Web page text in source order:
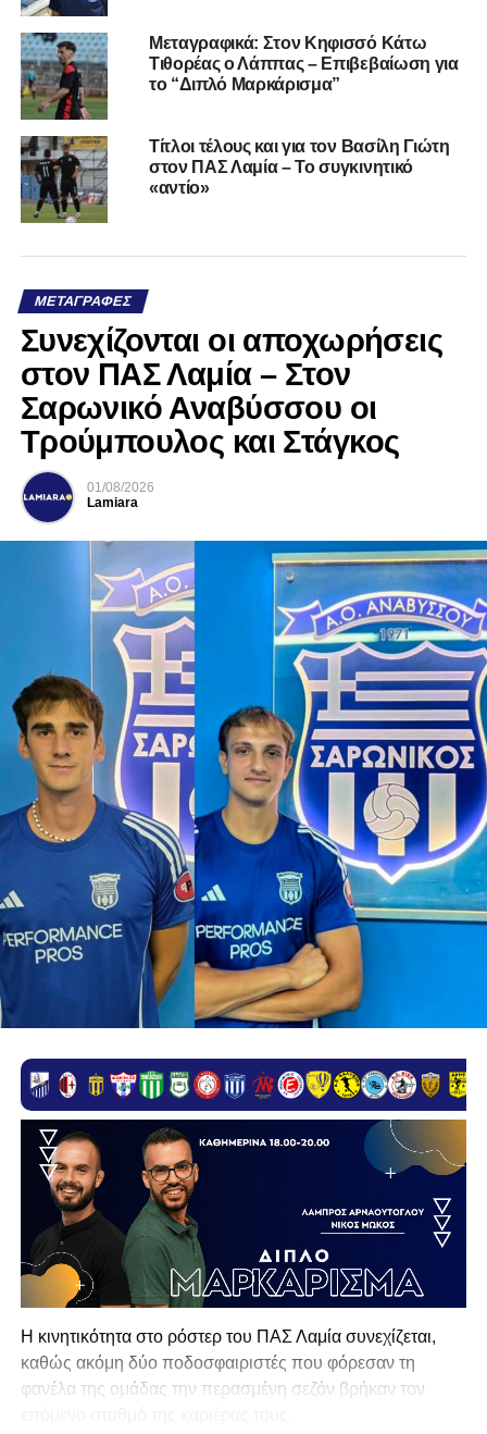
Μεταγραφικά: Στον Κηφισσό Κάτω
Τιθορέας ο Λάππας – Επιβεβαίωση για
το “Διπλό Μαρκάρισμα”
Τίτλοι τέλους και για τον Βασίλη Γιώτη
στον ΠΑΣ Λαμία – Το συγκινητικό
«αντίο»
ΜΕΤΑΓΡΑΦΈΣ
Συνεχίζονται οι αποχωρήσεις
στον ΠΑΣ Λαμία – Στον
Σαρωνικό Αναβύσσου οι
Τρούμπουλος και Στάγκος
01/08/2026
Lamiara
Η κινητικότητα στο ρόστερ του ΠΑΣ Λαμία συνεχίζεται,
καθώς ακόμη δύο ποδοσφαιριστές που φόρεσαν τη
φανέλα της ομάδας την περασμένη σεζόν βρήκαν τον